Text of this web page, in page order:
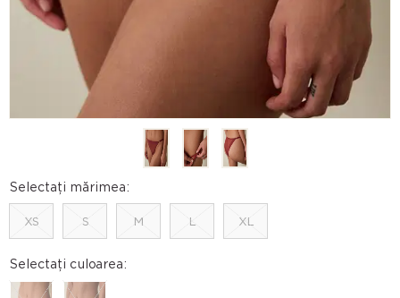
Selectați mărimea:
XS S M L XL
Selectați culoarea: